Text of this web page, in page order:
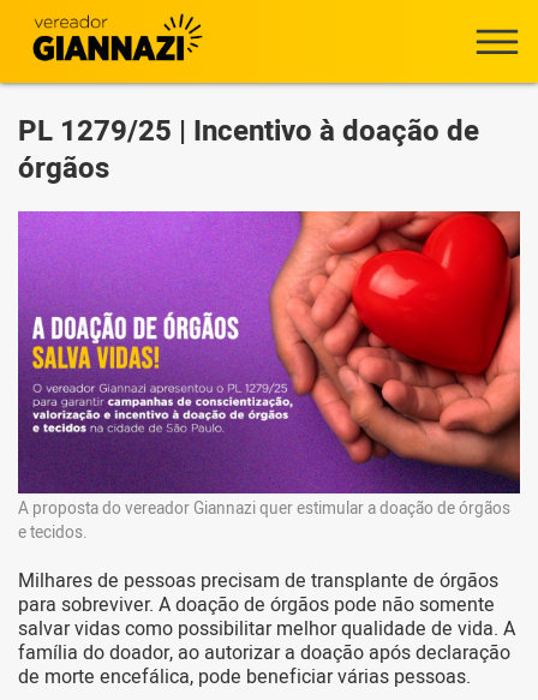
PL 1279/25 | Incentivo à doação de
órgãos
A proposta do vereador Giannazi quer estimular a doação de órgãos
e tecidos.
Milhares de pessoas precisam de transplante de órgãos
para sobreviver. A doação de órgãos pode não somente
salvar vidas como possibilitar melhor qualidade de vida. A
família do doador, ao autorizar a doação após declaração
de morte encefálica, pode beneficiar várias pessoas.